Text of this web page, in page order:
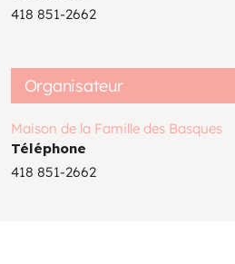
418 851-2662
Organisateur
Maison de la Famille des Basques
Téléphone
418 851-2662